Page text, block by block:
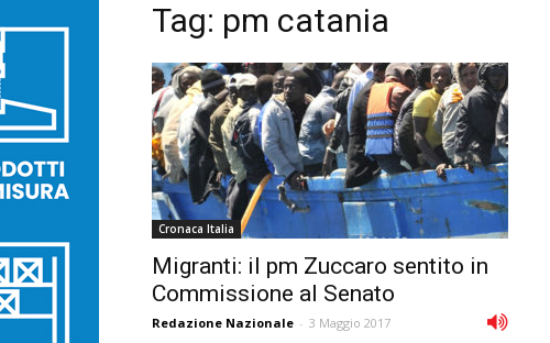
Tag: pm catania
Cronaca Italia
Migranti: il pm Zuccaro sentito in
Commissione al Senato
Redazione Nazionale - 3 Maggio 2017